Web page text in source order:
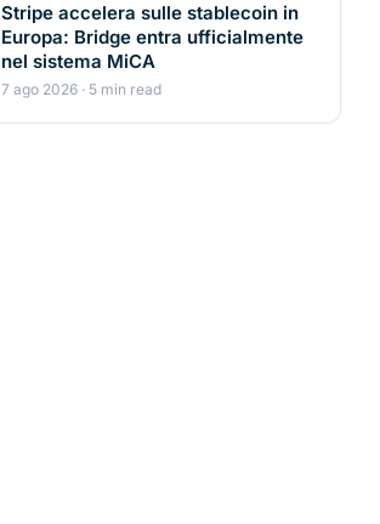
Stripe accelera sulle stablecoin in
Europa: Bridge entra ufficialmente
nel sistema MiCA
7 ago 2026 · 5 min read